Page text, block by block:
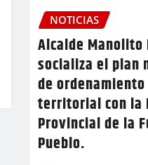
NOTICIAS
Alcalde Manolito
socializa el plan
de ordenamiento
territorial con la
Provincial de la
Pueblo.